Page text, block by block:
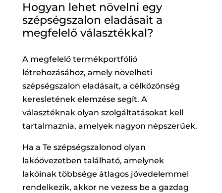
Hogyan lehet növelni egy
szépségszalon eladásait a
megfelelő választékkal?
A megfelelő termékportfólió
létrehozásához, amely növelheti
szépségszalon eladásait, a célközönség
keresletének elemzése segít. A
választéknak olyan szolgáltatásokat kell
tartalmaznia, amelyek nagyon népszerűek.
Ha a Te szépségszalonod olyan
lakóövezetben található, amelynek
lakóinak többsége átlagos jövedelemmel
rendelkezik, akkor ne vezess be a gazdag